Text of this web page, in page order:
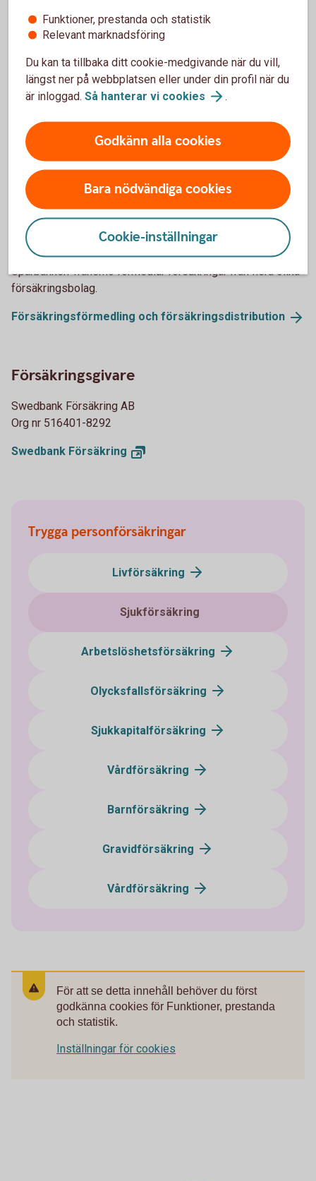
Har olyckan varit framme?
Här kan du göra din anmälan och ansöka om
ersättning.
Mer information
Vi är försäkringsförmedlare
Sparbanken Tranemo förmedlar försäkringar från flera olika
försäkringsbolag.
Försäkringsförmedling och försäkringsdistribution
Försäkringsgivare
Swedbank Försäkring AB
Org nr 516401-8292
Swedbank Försäkring
Trygga personförsäkringar
Livförsäkring
Sjukförsäkring
Arbetslöshetsförsäkring
Olycksfallsförsäkring
Sjukkapitalförsäkring
Vårdförsäkring
Barnförsäkring
Gravidförsäkring
Vårdförsäkring
För att se detta innehåll behöver du först
godkänna cookies för Funktioner, prestanda
och statistik.
Inställningar för cookies
Funktioner, prestanda och statistik
Relevant marknadsföring
Du kan ta tillbaka ditt cookie-medgivande när du vill,
längst ner på webbplatsen eller under din profil när du
är inloggad. Så hanterar vi cookies .
Godkänn alla cookies
Bara nödvändiga cookies
Cookie-inställningar